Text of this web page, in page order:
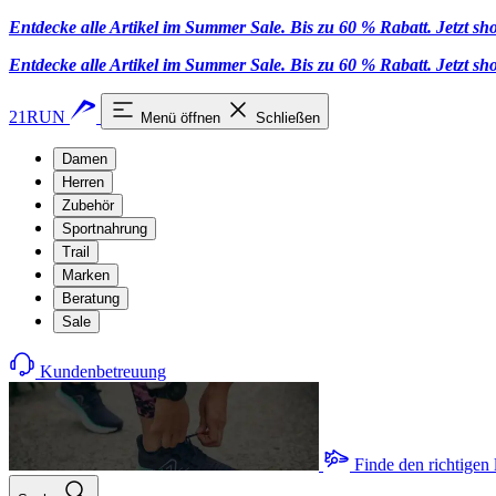
Entdecke alle Artikel im Summer Sale. Bis zu 60 % Rabatt. Jetzt
Entdecke alle Artikel im Summer Sale. Bis zu 60 % Rabatt. Jetzt
21RUN Menü öffnen Schließen
Damen
Herren
Zubehör
Sportnahrung
Trail
Marken
Beratung
Sale
Kundenbetreuung
Finde den richtigen